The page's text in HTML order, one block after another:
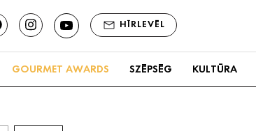
HÍRLEVÉL
GOURMET AWARDS SZÉPSÉG KULTÚRA